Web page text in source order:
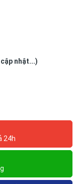
nhật...)
24h